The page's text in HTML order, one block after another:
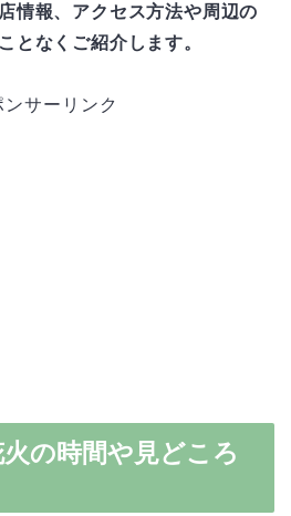
情報、アクセス方法や周辺の
となくご紹介します。
ンサーリンク
の時間や見どころ